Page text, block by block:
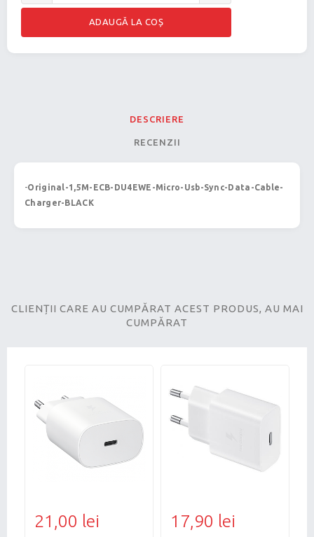
DESCRIERE
RECENZII
-Original-1,5M-ECB-DU4EWE-Micro-Usb-Sync-Data-Cable-
Charger-BLACK
CLIENȚII CARE AU CUMPĂRAT ACEST PRODUS, AU MAI
CUMPĂRAT
21,00 lei 17,90 lei